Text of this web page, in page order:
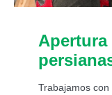
Trabajamos